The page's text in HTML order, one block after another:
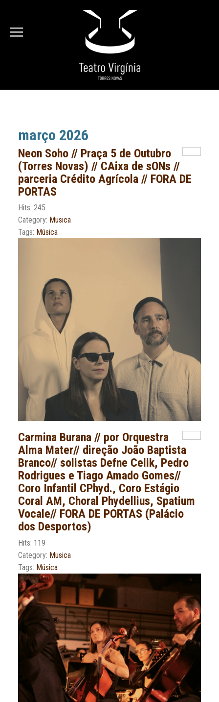
Arquivo
março 2026
Neon Soho // Praça 5 de Outubro
(Torres Novas) // CAixa de sONs //
parceria Crédito Agrícola // FORA DE
PORTAS
Hits: 245
Category: Musica
Tags: Música
Carmina Burana // por Orquestra
Alma Mater// direção João Baptista
Branco// solistas Defne Celik, Pedro
Rodrigues e Tiago Amado Gomes//
Coro Infantil CPhyd., Coro Estágio
Coral AM, Choral Phydellius, Spatium
Vocale// FORA DE PORTAS (Palácio
dos Desportos)
Hits: 119
Category: Musica
Tags: Música